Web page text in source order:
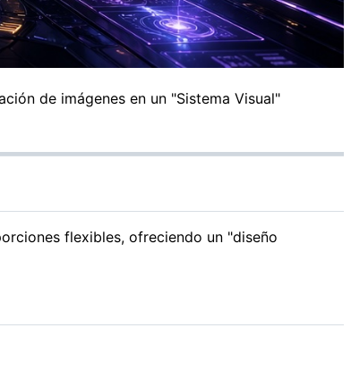
de imágenes en un "Sistema Visual"
flexibles, ofreciendo un "diseño